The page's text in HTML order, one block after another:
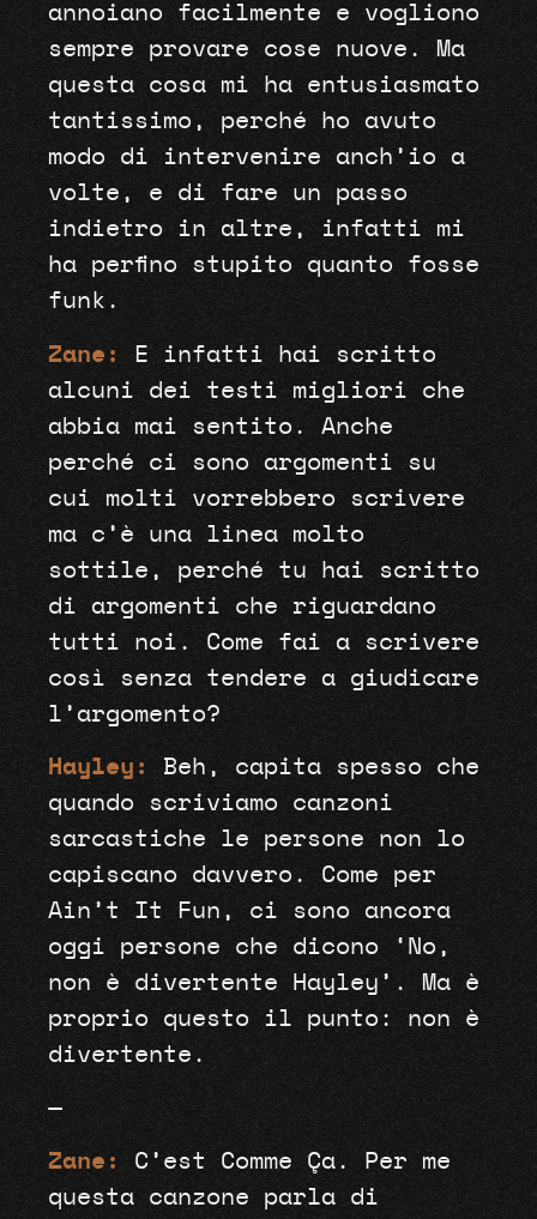
annoiano facilmente e vogliono
sempre provare cose nuove. Ma
questa cosa mi ha entusiasmato
tantissimo, perché ho avuto
modo di intervenire anch’io a
volte, e di fare un passo
indietro in altre, infatti mi
ha perfino stupito quanto fosse
funk.
Zane:
E infatti hai scritto
alcuni dei testi migliori che
abbia mai sentito. Anche
perché ci sono argomenti su
cui molti vorrebbero scrivere
ma c’è una linea molto
sottile, perché tu hai scritto
di argomenti che riguardano
tutti noi. Come fai a scrivere
così senza tendere a giudicare
l’argomento?
Hayley:
Beh, capita spesso che
quando scriviamo canzoni
sarcastiche le persone non lo
capiscano davvero. Come per
Ain’t It Fun, ci sono ancora
oggi persone che dicono ‘No,
non è divertente Hayley’. Ma è
proprio questo il punto: non è
divertente.
—
Zane:
C’est Comme Ça. Per me
questa canzone parla di